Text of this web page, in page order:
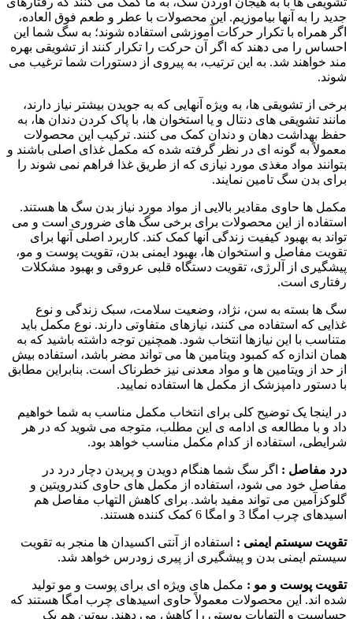
جدید را به آنها بیاموزیم. این محصولات با عطر و طعم فوق العاده،
اگر همراه با تکرار حرکات آموزشی استفاده شوند؛ به سگ شما این
احساس را می دهند که اگر آن حرکت را تکرار کنند از تشویقی بهره
مند خواهند شد. به این ترتیب، به پیروی از دستورات شما ترغیب می
شوند.
برخی از تشویقی ها، به ویژه آنهایی که به جویدن بیشتر نیاز دارند،
مانند تشویقی های دنتال و یا استخوان ها، با پاک کردن دندان ها، به
حفظ بهداشت دهان و دندان کمک می کنند. ترکیب این محصولات
معمولاً به گونه ای در نظر گرفته شده که مکمل غذای اصلی باشند و
بتوانند مواد مغذی مورد نیازی که از طریق غذا فراهم نمی شوند را
برای بدن سگ تامین نمایند.
مکمل ها حاوی مقادیر بالایی از مواد مورد نیاز بدن سگ ها هستند.
استفاده از این محصولات برای برخی سگ های ضروری است و می
تواند به بهبود کیفیت زندگی آنها کمک کند. کاربرد اصلی آنها برای
تقویت مفاصل و استخوان ها، بهبود ایمنی بدن، تقویت پوست و مو،
پیشگیری از آلرژی، تقویت دستگاه قلبی عروقی و بهبود مشکلات
رفتاری است.
سگ ها بسته به سن، نژاد، وضعیت سلامت، سبک زندگی و نوع
غذایی که استفاده می کنند، نیازهای متفاوتی دارند. نوع مکمل باید
متناسب با این نیازها انتخاب شود. همچنین توجه داشته باشید که به
همان اندازه که کمبود ویتامین ها می تواند مضر باشد، استفاده بیش
از حد از ویتامین ها و مواد معدنی نیز خطرناک است. بنابراین مطابق
با دستور دامپزشک از مکمل ها استفاده نمایید.
در اینجا یک توضیح کلی برای انتخاب مکمل مناسب به شما خواهیم
داد و با مطالعه ی ادامه ی این مطلب، متوجه می شوید که در هر
شرایطی، استفاده از کدام مکمل مناسب خواهد بود.
درد مفاصل : اگر سگ شما هنگام دویدن و پریدن دچار درد در
مفاصل خود می شود، استفاده از مکمل های حاوی کندرویتین و
گلوکزآمین می تواند مفید باشد. برای کاهش التهاب مفاصل هم
اسیدهای چرب امگا 3 و امگا 6 کمک کننده هستند.
تقویت سیستم ایمنی : استفاده از آنتی اکسیدان ها منجر به تقویت
سیستم ایمنی بدن و پیشگیری از پیری زودرس خواهد شد.
تقویت پوست و مو : مکمل های ویژه ای برای پوست و مو تولید
شده اند. این محصولات معمولاً حاوی اسیدهای چرب امگا هستند که
حساسیت و التهابات پوستی را کاهش می دهند. بیوتین هم یک